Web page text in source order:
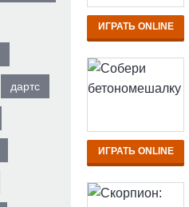
дартс
ИГРАТЬ ONLINE
ИГРАТЬ ONLINE